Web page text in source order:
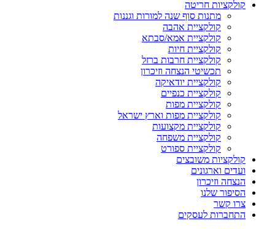
קולקציות חריטה
מתנות סוף שנה למורות וגננות
קולקציית אהבה
קולקציית אמא/סבתא
קולקציית חיות
קולקציית חרבות ברזל
תכשיטי הנצחה וזיכרון
קולקציית יודאיקה
קולקציית כנפיים
קולקציית מפות
קולקציית מפות וארץ ישראל
קולקציית מקצועות
קולקציית משפחה
קולקציית ספורט
קולקציות משובצים
ועדים וארגונים
הנצחה וזיכרון
הסיפור שלנו
צרו קשר
התחברות לעסקים